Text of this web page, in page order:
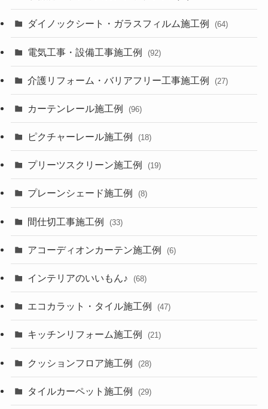
ダイノックシート・ガラスフィルム施工例 (64)
電気工事・設備工事施工例 (92)
介護リフォーム・バリアフリー工事施工例 (27)
カーテンレール施工例 (96)
ピクチャーレール施工例 (18)
プリーツスクリーン施工例 (19)
プレーンシェード施工例 (8)
間仕切工事施工例 (33)
アコーディオンカーテン施工例 (6)
インテリアのいいもん♪ (68)
エコカラット・タイル施工例 (47)
キッチンリフォーム施工例 (21)
クッションフロア施工例 (28)
タイルカーペット施工例 (29)